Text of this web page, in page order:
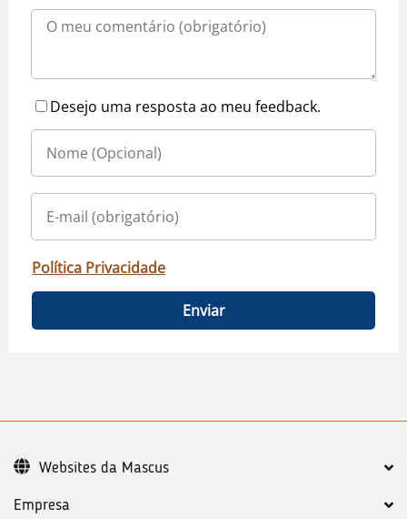
Desejo uma resposta ao meu feedback.
Política Privacidade
Enviar
Empresa
Websites da Mascus